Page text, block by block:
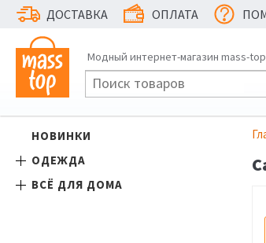
ДОСТАВКА ОПЛАТА
Модный интернет-магазин mass-
НОВИНКИ
ОДЕЖДА
ВСЁ ДЛЯ ДОМА